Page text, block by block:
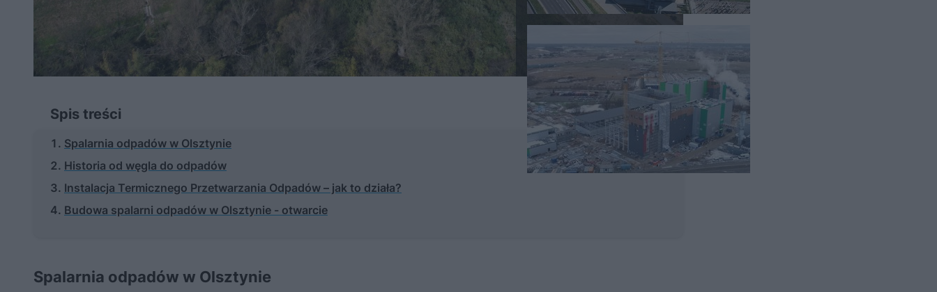
Spis treści
Spalarnia odpadów w Olsztynie
Historia od węgla do odpadów
Instalacja Termicznego Przetwarzania Odpadów – jak to działa?
Budowa spalarni odpadów w Olsztynie - otwarcie
Spalarnia odpadów w Olsztynie